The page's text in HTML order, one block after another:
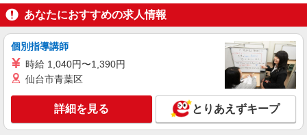
（小牧）/26-0565741
［在宅あり］派遣スタッフ活躍中◇事務［春日
時給1450円
愛知県春日井市／最寄駅：高蔵寺駅、小牧駅
詳細を見る
あなたにおすすめの求人情報
個別指導講師
時給 1,040円〜1,390円
仙台市青葉区
詳細を見る とりあえずキープ